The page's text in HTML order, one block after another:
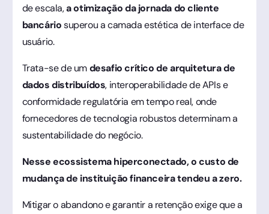
de escala,a otimização da jornada do cliente
bancáriosuperou a camada estética de interface de
usuário.
Trata-se de umdesafio crítico de arquitetura de
dados distribuídos, interoperabilidade de APIs e
conformidade regulatória em tempo real, onde
fornecedores de tecnologia robustos determinam a
sustentabilidade do negócio.
Nesse ecossistema hiperconectado, o custo de
mudança de instituição financeira tendeu a zero.
Mitigar o abandono e garantir a retenção exige que a